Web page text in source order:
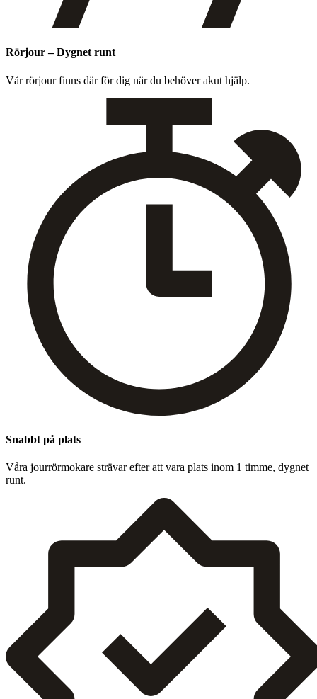
Rörjour – Dygnet runt
Vår rör­jour finns där för dig när du behöver akut hjälp.
Snabbt på plats
Våra jour­rörmokare strä­var efter att vara plats inom 1 timme, dygnet
runt.